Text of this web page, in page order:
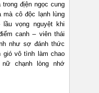
địện ngọc cung
cô độc lạnh lùng
vọng nguyệt khi
canh – viên thái
như sợ đánh thức
gió vô tình làm chao
chạnh lòng nhớ